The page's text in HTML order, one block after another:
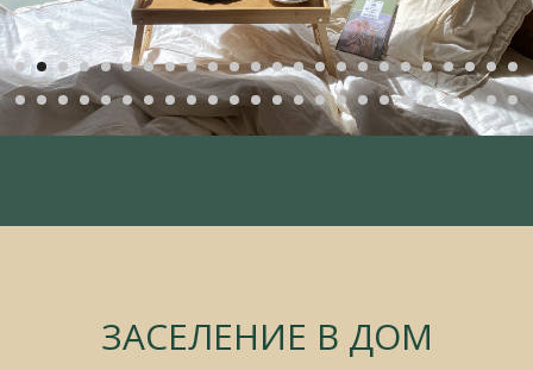
ЗАСЕЛЕНИЕ В ДОМ